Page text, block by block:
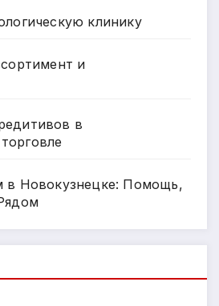
клинику
и
в
в Новокузнецке: Помощь,